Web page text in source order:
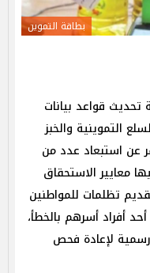
بطاقة التموين
تحديث قواعد بيانات
التموينية والخبز
عن استبعاد عدد من
معايير الاستحقاق
تظلمات للمواطنين
أفراد أسرهم بالخطأ،
لإعادة فحص